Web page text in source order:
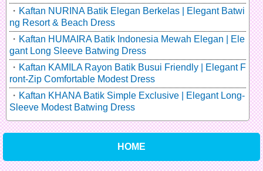
Kaftan NURINA Batik Elegan Berkelas | Elegant Batwi
ng Resort & Beach Dress
Kaftan HUMAIRA Batik Indonesia Mewah Elegan | Ele
gant Long Sleeve Batwing Dress
Kaftan KAMILA Rayon Batik Busui Friendly | Elegant F
ront-Zip Comfortable Modest Dress
Kaftan KHANA Batik Simple Exclusive | Elegant Long-
Sleeve Modest Batwing Dress
HOME